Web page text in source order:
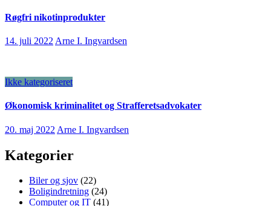
Røgfri nikotinprodukter
14. juli 2022 Arne I. Ingvardsen
Ikke kategoriseret
Økonomisk kriminalitet og Strafferetsadvokater
20. maj 2022 Arne I. Ingvardsen
Kategorier
Biler og sjov (22)
Boligindretning (24)
Computer og IT (41)